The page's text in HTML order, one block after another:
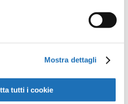
Mostra dettagli
tutti i cookie
email non sarà
I campi obbligatori